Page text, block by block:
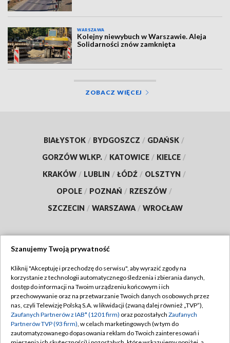
WARSZAWA
Kolejny niewybuch w Warszawie. Aleja
Solidarności znów zamknięta
ZOBACZ WIĘCEJ
BIAŁYSTOK / BYDGOSZCZ / GDAŃSK /
GORZÓW WLKP. / KATOWICE / KIELCE /
KRAKÓW / LUBLIN / ŁÓDŹ / OLSZTYN /
OPOLE / POZNAŃ / RZESZÓW /
SZCZECIN / WARSZAWA / WROCŁAW
TVP
Abonament TVP
Emisja w TVP
Centrum informacji TVP
Regulamin TVP
Polityka prywatności
Moje zgody
Szanujemy Twoją prywatność
Kliknij "Akceptuję i przechodzę do serwisu", aby wyrazić zgody na
korzystanie z technologii automatycznego śledzenia i zbierania danych,
dostęp do informacji na Twoim urządzeniu końcowym i ich
przechowywanie oraz na przetwarzanie Twoich danych osobowych przez
nas, czyli Telewizję Polską S.A. w likwidacji (zwaną dalej również „TVP”),
Zaufanych Partnerów z IAB* (1201 firm) oraz pozostałych Zaufanych
Partnerów TVP (93 firm), w celach marketingowych (w tym do
zautomatyzowanego dopasowania reklam do Twoich zainteresowań i